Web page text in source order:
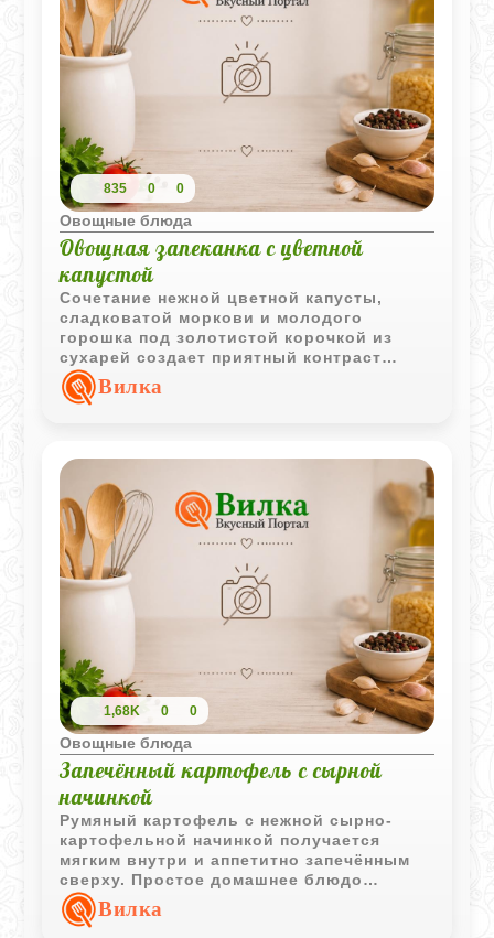
835 0 0
Овощные блюда
Овощная запеканка с цветной
капустой
Сочетание нежной цветной капусты,
сладковатой моркови и молодого
горошка под золотистой корочкой из
сухарей создает приятный контраст
текстур. Такая запеканка прекрасно
подходит как для неспешного семейного
сезонных овощей.
Вилка
1,68K 0 0
Овощные блюда
Запечённый картофель с сырной
начинкой
Румяный картофель с нежной сырно-
картофельной начинкой получается
мягким внутри и аппетитно запечённым
сверху. Простое домашнее блюдо
отлично подходит для уютного ужина
или горячего перекуса.
Вилка